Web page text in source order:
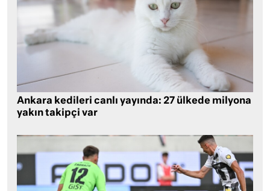
Ankara kedileri canlı yayında: 27 ülkede milyona
yakın takipçi var